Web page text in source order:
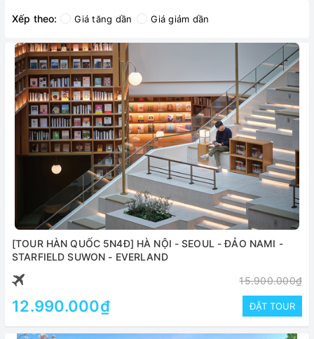
Xếp theo: Giá tăng dần Giá giảm dần
[TOUR HÀN QUỐC 5N4Đ] HÀ NỘI - SEOUL - ĐẢO NAMI -
STARFIELD SUWON - EVERLAND
15.900.000₫
12.990.000₫ ĐẶT TOUR